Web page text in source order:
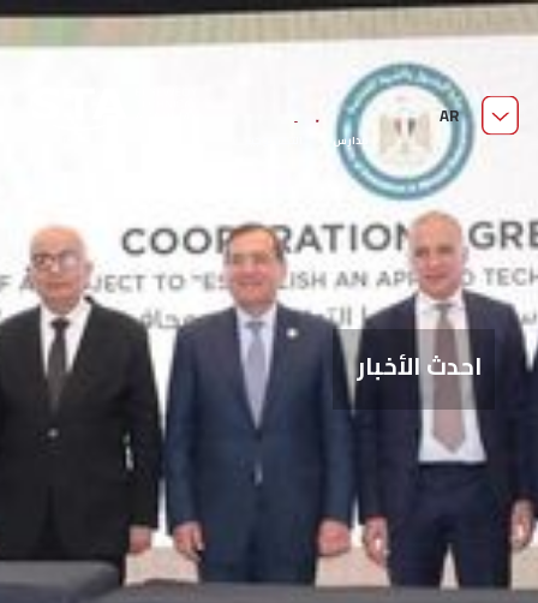
مدارس السويدي الفنية
قدّم الآن
مدارس التكنولوجيا
التطبيقية
AR
احدث الأخبار